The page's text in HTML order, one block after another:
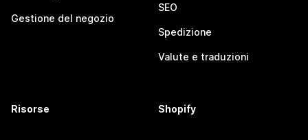
Gestione del negozio
SEO
Spedizione
Valute e traduzioni
Risorse Shopify